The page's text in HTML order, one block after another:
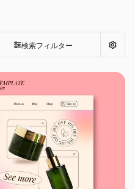
検索フィルター